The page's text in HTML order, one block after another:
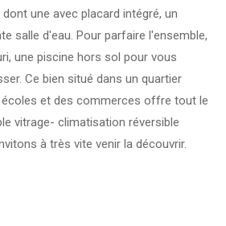
une avec placard intégré, un
salle d'eau. Pour parfaire l'ensemble,
une piscine hors sol pour vous
Ce bien situé dans un quartier
et des commerces offre tout le
vitrage- climatisation réversible
à très vite venir la découvrir.